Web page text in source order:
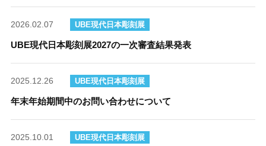
2026.02.07 UBE現代日本彫刻展
UBE現代日本彫刻展2027の一次審査結果発表
2025.12.26 UBE現代日本彫刻展
年末年始期間中のお問い合わせについて
2025.10.01 UBE現代日本彫刻展